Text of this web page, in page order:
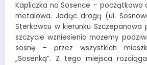
Kapliczka na Sosence – początkowo
metalowa. Jadąc drogą (ul.
Sterkowcu w kierunku
szczycie wzniesienia możemy
sosnę – przez wszystkich
„Sosenką”. Z tego miejsca